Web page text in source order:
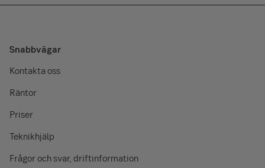
Jämnare könsfördelning i styrelserna
vapen och biologiska vapen)
Frivillig: Investeringar i företag utan initiativ för
När du bestämmer dig för om du ska investera i fonden
ska du inte bara ta hänsyn till dess hållbarhetsrelaterade
egenskaper utan även till alla andra egenskaper som
Snabbvägar
Kontakta oss
Räntor
Priser
Teknikhjälp
Frågor och svar, driftinformation